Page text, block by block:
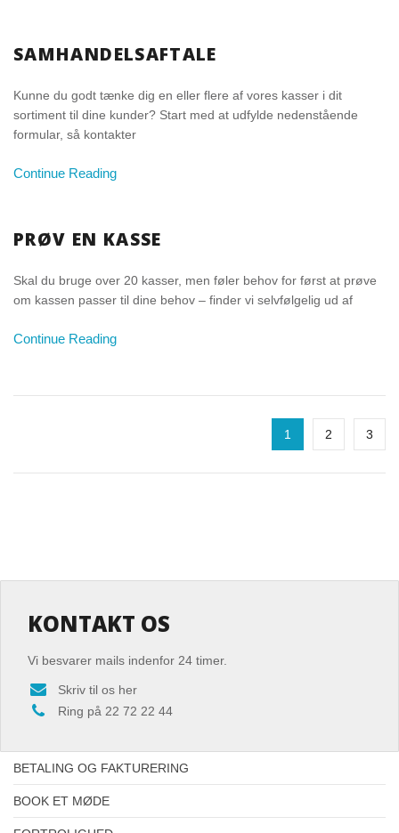
SAMHANDELSAFTALE
Kunne du godt tænke dig en eller flere af vores kasser i dit
sortiment til dine kunder? Start med at udfylde nedenstående
formular, så kontakter
Continue Reading
PRØV EN KASSE
Skal du bruge over 20 kasser, men føler behov for først at prøve
om kassen passer til dine behov – finder vi selvfølgelig ud af
Continue Reading
1 2 3
KONTAKT OS
Vi besvarer mails indenfor 24 timer.
Skriv til os her
Ring på 22 72 22 44
BETALING OG FAKTURERING
BOOK ET MØDE